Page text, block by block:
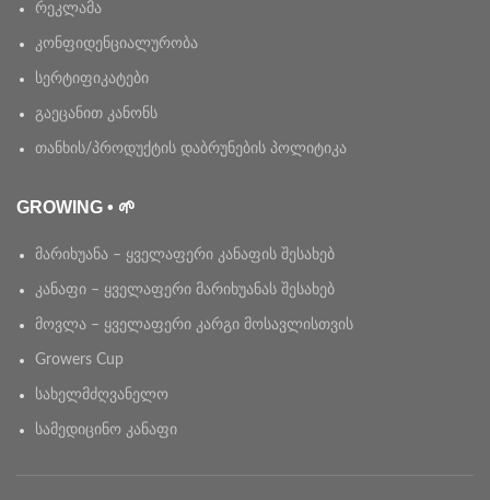
რეკლამა
კონფიდენციალურობა
სერტიფიკატები
გაეცანით კანონს
თანხის/პროდუქტის დაბრუნების პოლიტიკა
GROWING • 🌱
მარიხუანა – ყველაფერი კანაფის შესახებ
კანაფი – ყველაფერი მარიხუანას შესახებ
მოვლა – ყველაფერი კარგი მოსავლისთვის
Growers Cup
სახელმძღვანელო
სამედიცინო კანაფი